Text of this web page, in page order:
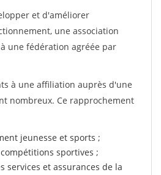
et d'améliorer
une association
une fédération agréée par
à une affiliation auprès d'une
nombreux. Ce rapprochement
jeunesse et sports ;
sportives ;
services et assurances de la